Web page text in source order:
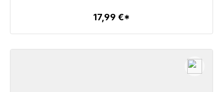
Détails
17,99 €*